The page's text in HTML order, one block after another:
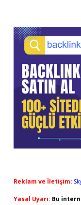
Reklam ve İletişim:
Yasal Uyarı: Bu